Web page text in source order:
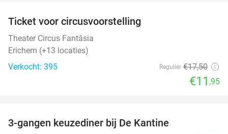
Ticket voor circusvoorstelling
Theater Circus Fantâsia
Erichem (+13 locaties)
Verkocht: 395
Regulier €17,50
€11 ,95
3-gangen keuzediner bij De Kantine